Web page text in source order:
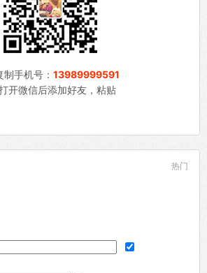
手机号： 13989999591
微信后添加好友，粘贴
热门